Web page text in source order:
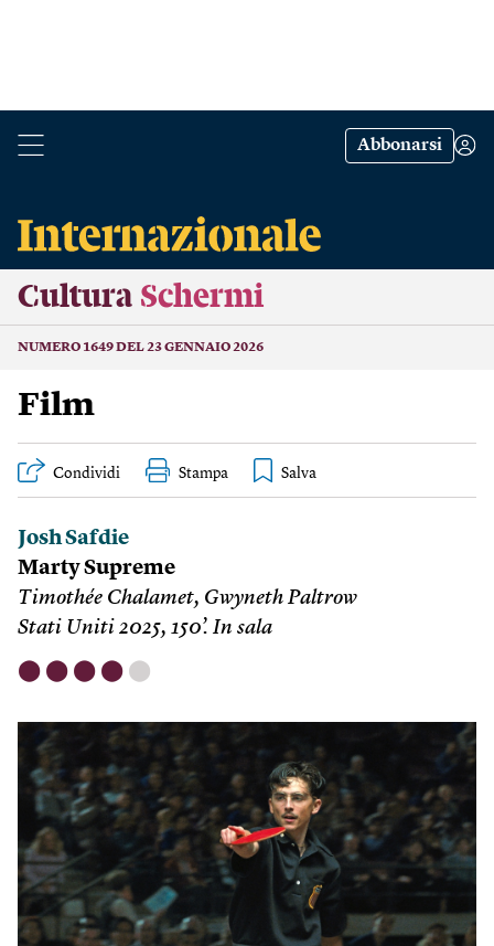
Abbonarsi
Cultura Schermi
NUMERO 1649 DEL 23 GENNAIO 2026
Film
Condividi Stampa
Josh Safdie
Marty Supreme
Timothée Chalamet, Gwyneth Paltrow
Stati Uniti 2025, 150’. In sala
⬤ ⬤ ⬤ ⬤ ⬤